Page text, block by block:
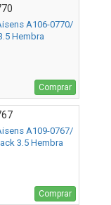
A106-0770/
Hembra
Comprar
A109-0767/
3.5 Hembra
Comprar